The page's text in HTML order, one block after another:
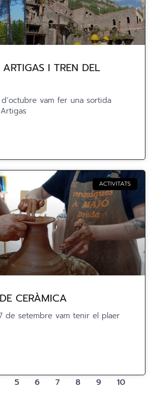
ARTIGAS I TREN DEL
vam fer una sortida
ACTIVITATS
CERÀMICA
de setembre vam tenir el plaer
5 6 7 8 9
10